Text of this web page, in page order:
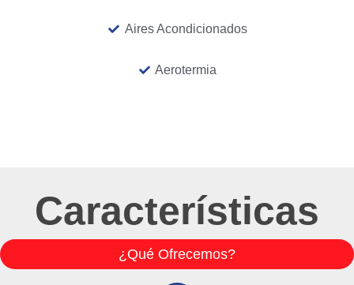
Aires Acondicionados
Aerotermia
Características
¿Qué Ofrecemos?